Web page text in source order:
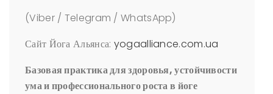
(Viber / Telegram / WhatsApp)
Сайт Йога Альянса: yogaalliance.com.ua
Базовая практика для здоровья, устойчивости
ума и профессионального роста в йоге